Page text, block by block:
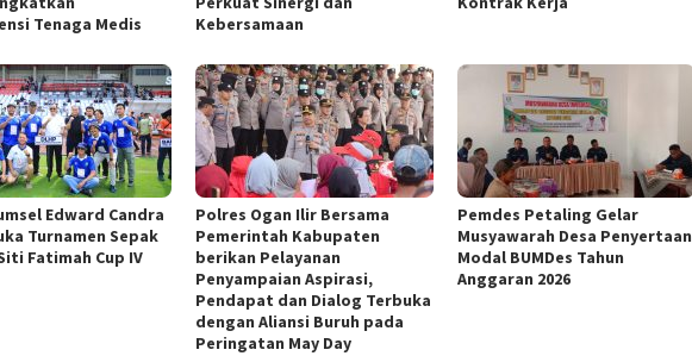
Tenaga Medis
Kebersamaan
Edward Candra
Turnamen Sepak
Fatimah Cup IV
Polres Ogan Ilir Bersama
Pemerintah Kabupaten
berikan Pelayanan
Penyampaian Aspirasi,
Pendapat dan Dialog Terbuka
dengan Aliansi Buruh pada
Peringatan May Day
Pemdes Petaling Gelar
Musyawarah Desa Penyertaan
Modal BUMDes Tahun
Anggaran 2026